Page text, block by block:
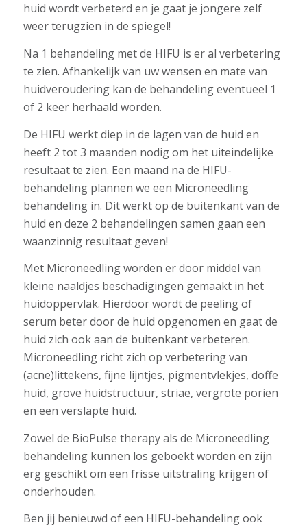
huid wordt verbeterd en je gaat je jongere zelf
weer terugzien in de spiegel!
Na 1 behandeling met de HIFU is er al verbetering
te zien. Afhankelijk van uw wensen en mate van
huidveroudering kan de behandeling eventueel 1
of 2 keer herhaald worden.
De HIFU werkt diep in de lagen van de huid en
heeft 2 tot 3 maanden nodig om het uiteindelijke
resultaat te zien. Een maand na de HIFU-
behandeling plannen we een Microneedling
behandeling in. Dit werkt op de buitenkant van de
huid en deze 2 behandelingen samen gaan een
waanzinnig resultaat geven!
Met Microneedling worden er door middel van
kleine naaldjes beschadigingen gemaakt in het
huidoppervlak. Hierdoor wordt de peeling of
serum beter door de huid opgenomen en gaat de
huid zich ook aan de buitenkant verbeteren.
Microneedling richt zich op verbetering van
(acne)littekens, fijne lijntjes, pigmentvlekjes, doffe
huid, grove huidstructuur, striae, vergrote poriën
en een verslapte huid.
Zowel de BioPulse therapy als de Microneedling
behandeling kunnen los geboekt worden en zijn
erg geschikt om een frisse uitstraling krijgen of
onderhouden.
Ben jij benieuwd of een HIFU-behandeling ook